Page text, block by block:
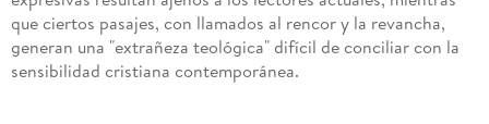
que ciertos pasajes, con llamados al rencor y la revancha,
generan una "extrañeza teológica" difícil de conciliar con la